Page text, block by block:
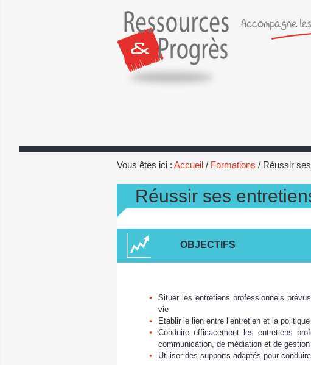
contenu
Vous êtes ici : Accueil / Formations / Réussir
Réussir ses
OBJECTIFS
Situer les entretiens professionnels
vie
Etablir le lien entre l’entretien et la
Conduire efficacement les entretiens
communication, de médiation et de
Utiliser des supports adaptés pour